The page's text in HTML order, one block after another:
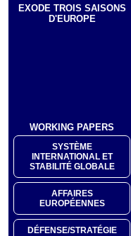
EXODE TROIS SAISONS
D'EUROPE
WORKING PAPERS
SYSTÈME
INTERNATIONAL ET
STABILITÉ GLOBALE
AFFAIRES
EUROPÉENNES
DÉFENSE/STRATÉGIE